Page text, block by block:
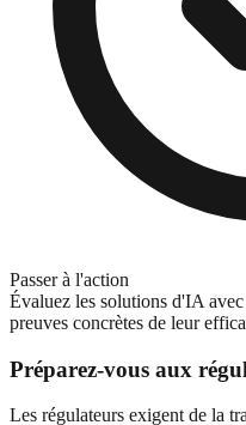
Passer à l'action
Évaluez les solutions d'IA
preuves concrètes de leur
Préparez-vous aux
Les régulateurs exigent de la